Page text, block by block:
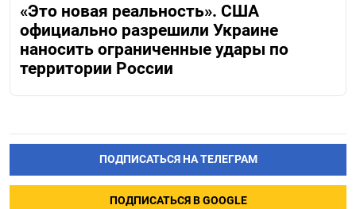
«Это новая реальность». США
официально разрешили Украине
наносить ограниченные удары по
территории России
ПОДПИСАТЬСЯ НА ТЕЛЕГРАМ
ПОДПИСАТЬСЯ В GOOGLE